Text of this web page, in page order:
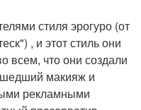
стиля эрогуро (от
, и этот стиль они
всем, что они создали
макияж и
рекламными